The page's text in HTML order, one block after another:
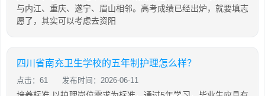
与内江、重庆、遂宁、眉山相邻。高考成绩已经出炉，就要填志
愿了，其实可以考虑去资阳
四川省南充卫生学校的五年制护理怎么样？
点击：61 发布时间：2026-06-11